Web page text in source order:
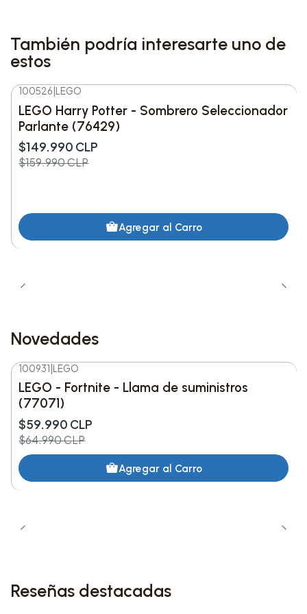
de LEGO con este encantador set de Rapunzel
Bailarina!
Producto Nuevo y Sellado
100% Original, importado de Estados Unidos
Envio inmediato a todo Chile
También podría interesarte uno de
estos
-6%DESC.
100526 LEGO
LEGO Harry Potter - Sombrero Seleccionador
Parlante (76429)
$149.990 CLP
$159.990 CLP
Agregar al Carro
Novedades
-8%DESC.
Nuevo
100931 LEGO
LEGO - Fortnite - Llama de suministros
(77071)
$59.990 CLP
$64.990 CLP
Agregar al Carro
Reseñas destacadas